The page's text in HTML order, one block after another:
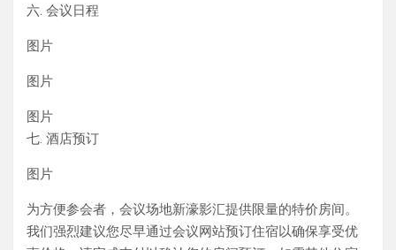
六. 会议日程
图片
图片
图片
七. 酒店预订
图片
为方便参会者，会议场地新濠影汇提供限量的特价房间。
我们强烈建议您尽早通过会议网站预订住宿以确保享受优